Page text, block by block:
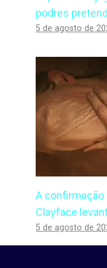
podres
5 de agosto de
A confirmação
Clayface
5 de agosto de